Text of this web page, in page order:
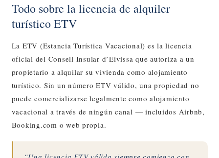
Todo sobre la licencia de alquiler
turístico ETV
La ETV (Estancia Turística Vacacional) es la licencia
oficial del Consell Insular d’Eivissa que autoriza a un
propietario a alquilar su vivienda como alojamiento
turístico. Sin un número ETV válido, una propiedad no
puede comercializarse legalmente como alojamiento
vacacional a través de ningún canal — incluidos Airbnb,
Booking.com o web propia.